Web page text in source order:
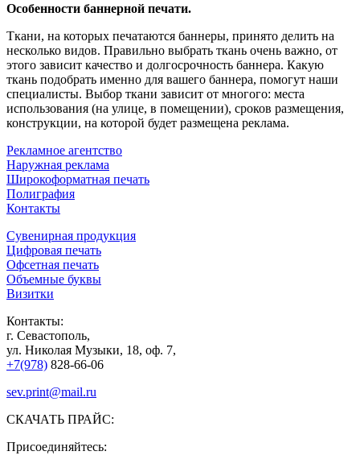
Особенности баннерной печати.
Ткани, на которых печатаются баннеры, принято делить на
несколько видов. Правильно выбрать ткань очень важно, от
этого зависит качество и долгосрочность баннера. Какую
ткань подобрать именно для вашего баннера, помогут наши
специалисты. Выбор ткани зависит от многого: места
использования (на улице, в помещении), сроков размещения,
конструкции, на которой будет размещена реклама.
Рекламное агентство
Наружная реклама
Широкоформатная печать
Полиграфия
Контакты
Сувенирная продукция
Цифровая печать
Офсетная печать
Объемные буквы
Визитки
Контакты:
г. Севастополь,
ул. Николая Музыки, 18, оф. 7,
+7(978) 828-66-06
sev.print@mail.ru
СКАЧАТЬ ПРАЙС:
Присоединяйтесь: